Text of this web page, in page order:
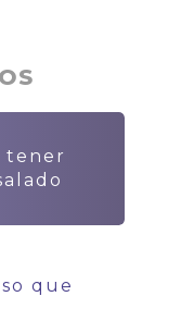
tener
que